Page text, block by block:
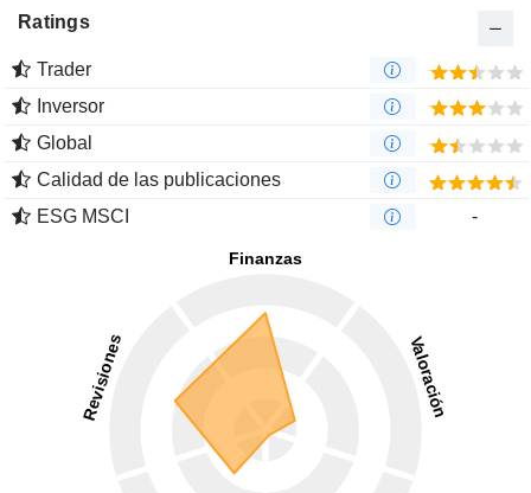
Ratings
Trader
Inversor
Global
Calidad de las publicaciones
ESG MSCI
-